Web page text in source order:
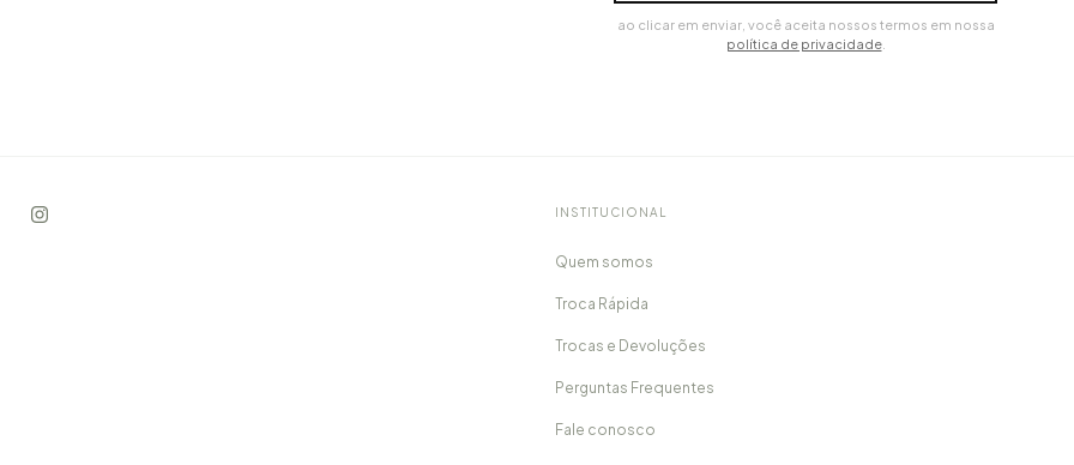
ao clicar em enviar, você aceita nossos termos em nossa
política de privacidade.
INSTITUCIONAL
Quem somos
Troca Rápida
Trocas e Devoluções
Perguntas Frequentes
Fale conosco